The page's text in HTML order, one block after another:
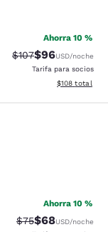
Ahorra 10 %
Precio tachado:
$107Precio con
$96USD/noche
Tarifa para socios
Ver detalles
$108 total
68 reseñas
Ahorra 10 %
Precio tachado:
$75Precio con
$68USD/noche